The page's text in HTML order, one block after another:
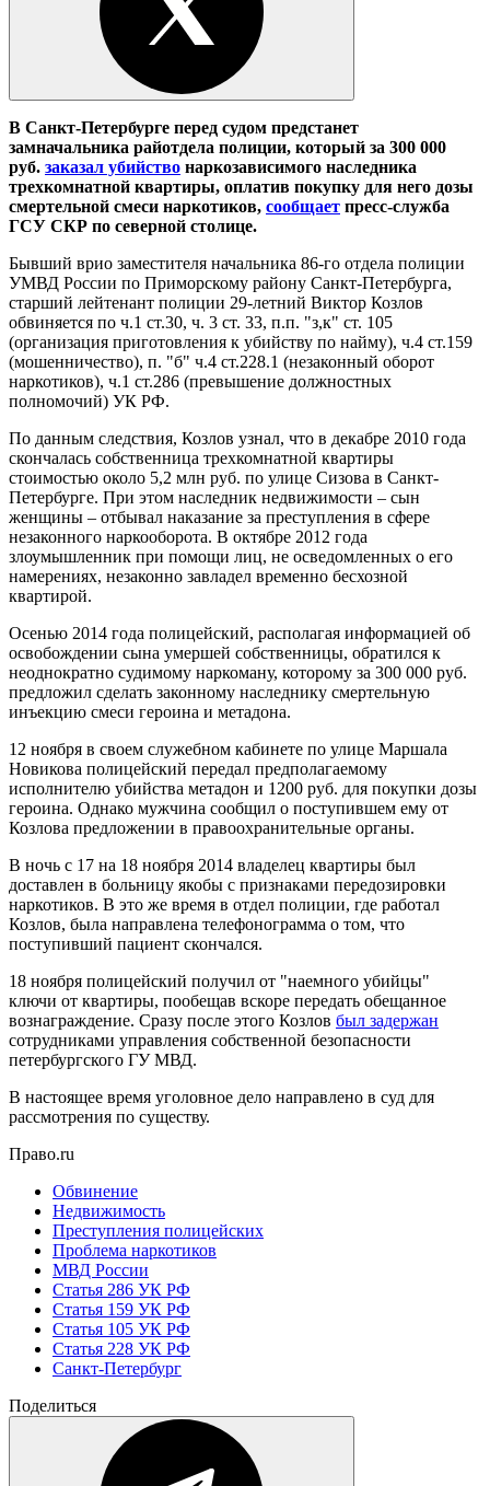
В Санкт-Петербурге перед судом предстанет
замначальника райотдела полиции, который за 300 000
руб. заказал убийство наркозависимого наследника
трехкомнатной квартиры, оплатив покупку для него дозы
смертельной смеси наркотиков, сообщает пресс-служба
ГСУ СКР по северной столице.
Бывший врио заместителя начальника 86-го отдела полиции
УМВД России по Приморскому району Санкт-Петербурга,
старший лейтенант полиции 29-летний Виктор Козлов
обвиняется по ч.1 ст.30, ч. 3 ст. 33, п.п. "з,к" ст. 105
(организация приготовления к убийству по найму), ч.4 ст.159
(мошенничество), п. "б" ч.4 ст.228.1 (незаконный оборот
наркотиков), ч.1 ст.286 (превышение должностных
полномочий) УК РФ.
По данным следствия, Козлов узнал, что в декабре 2010 года
скончалась собственница трехкомнатной квартиры
стоимостью около 5,2 млн руб. по улице Сизова в Санкт-
Петербурге. При этом наследник недвижимости – сын
женщины – отбывал наказание за преступления в сфере
незаконного наркооборота. В октябре 2012 года
злоумышленник при помощи лиц, не осведомленных о его
намерениях, незаконно завладел временно бесхозной
квартирой.
Осенью 2014 года полицейский, располагая информацией об
освобождении сына умершей собственницы, обратился к
неоднократно судимому наркоману, которому за 300 000 руб.
предложил сделать законному наследнику смертельную
инъекцию смеси героина и метадона.
12 ноября в своем служебном кабинете по улице Маршала
Новикова полицейский передал предполагаемому
исполнителю убийства метадон и 1200 руб. для покупки дозы
героина. Однако мужчина сообщил о поступившем ему от
Козлова предложении в правоохранительные органы.
В ночь с 17 на 18 ноября 2014 владелец квартиры был
доставлен в больницу якобы с признаками передозировки
наркотиков. В это же время в отдел полиции, где работал
Козлов, была направлена телефонограмма о том, что
поступивший пациент скончался.
18 ноября полицейский получил от "наемного убийцы"
ключи от квартиры, пообещав вскоре передать обещанное
вознаграждение. Сразу после этого Козлов был задержан
сотрудниками управления собственной безопасности
петербургского ГУ МВД.
В настоящее время уголовное дело направлено в суд для
рассмотрения по существу.
Право.ru
Обвинение
Недвижимость
Преступления полицейских
Проблема наркотиков
МВД России
Статья 286 УК РФ
Статья 159 УК РФ
Статья 105 УК РФ
Статья 228 УК РФ
Санкт-Петербург
Поделиться